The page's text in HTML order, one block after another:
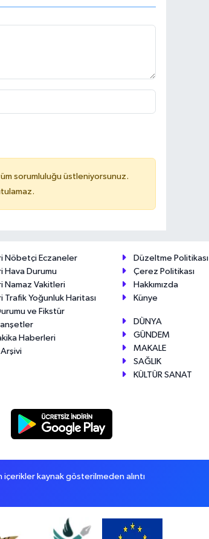
sorumluluğu üstleniyorsunuz.
Nöbetçi Eczaneler
Hava Durumu
Namaz Vakitleri
Trafik Yoğunluk Haritası
ve Fikstür
Haberleri
Düzeltme Politikası
Çerez Politikası
Hakkımızda
Künye
DÜNYA
GÜNDEM
MAKALE
SAĞLIK
KÜLTÜR SANAT
kaynak gösterilmeden alıntı